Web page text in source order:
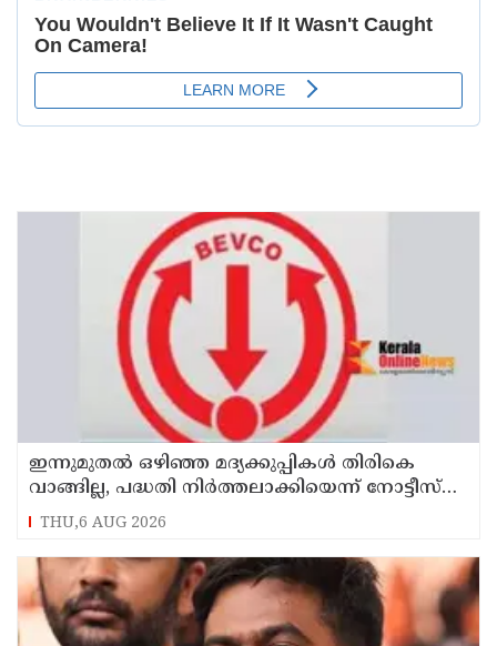
ഇന്നുമുതല്‍ ഒഴിഞ്ഞ മദ്യക്കുപ്പികള്‍ തിരികെ
വാങ്ങില്ല, പദ്ധതി നിര്‍ത്തലാക്കിയെന്ന് നോട്ടീസ്
പ്രദര്‍ശിപ്പിക്കും
THU,6 AUG 2026